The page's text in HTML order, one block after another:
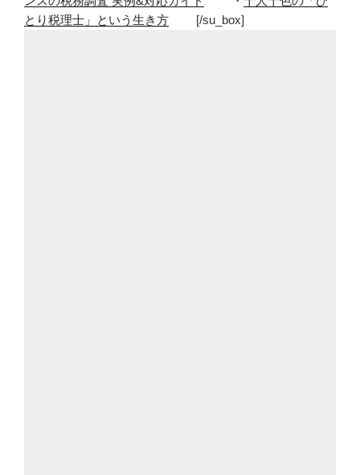
とり税理士」という生き方 [/su_box]